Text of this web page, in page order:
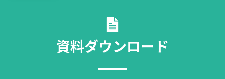
資料ダウンロード